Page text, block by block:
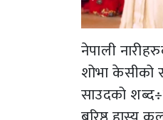
नेपाली
शोभा केसीको
साउदको